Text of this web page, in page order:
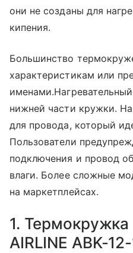
они не созданы для
кипения.
Большинство
характеристикам или
нижней части кружки.
для провода, который
Пользователи
подключения и провод
влаги. Более сложные
на маркетплейсах.
1.
AIRLINE ABK-